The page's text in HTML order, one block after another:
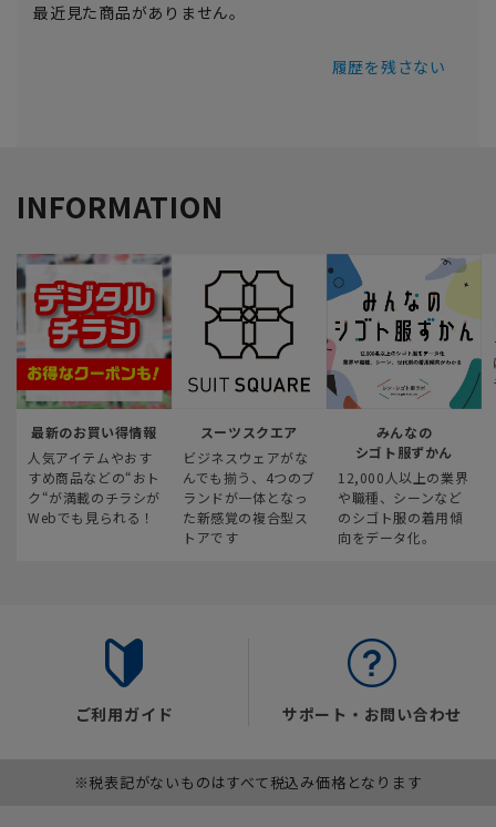
最近見た商品がありません。
履歴を残さない
INFORMATION
最新のお買い得情報
人気アイテムやおす
すめ商品などの“おト
ク“が満載のチラシが
Webでも見られる！
スーツスクエア
ビジネスウェアがな
んでも揃う、4つのブ
ランドが一体となっ
た新感覚の複合型ス
トアです
みんなの
シゴト服ずかん
12,000人以上の業界
や職種、シーンなど
のシゴト服の着用傾
向をデータ化。
ご利用ガイド サポート・お問い合わせ
※税表記がないものはすべて税込み価格となります